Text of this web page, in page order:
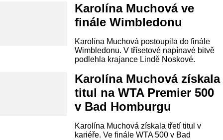
Karolína Muchová ve
finále Wimbledonu
Karolína Muchová postoupila do finále
Wimbledonu. V třísetové napínavé bitvě
podlehla krajance Lindě Noskové.
Karolína Muchová získala
titul na WTA Premier 500
v Bad Homburgu
Karolína Muchová získala třetí titul v
kariéře. Ve finále WTA 500 v Bad